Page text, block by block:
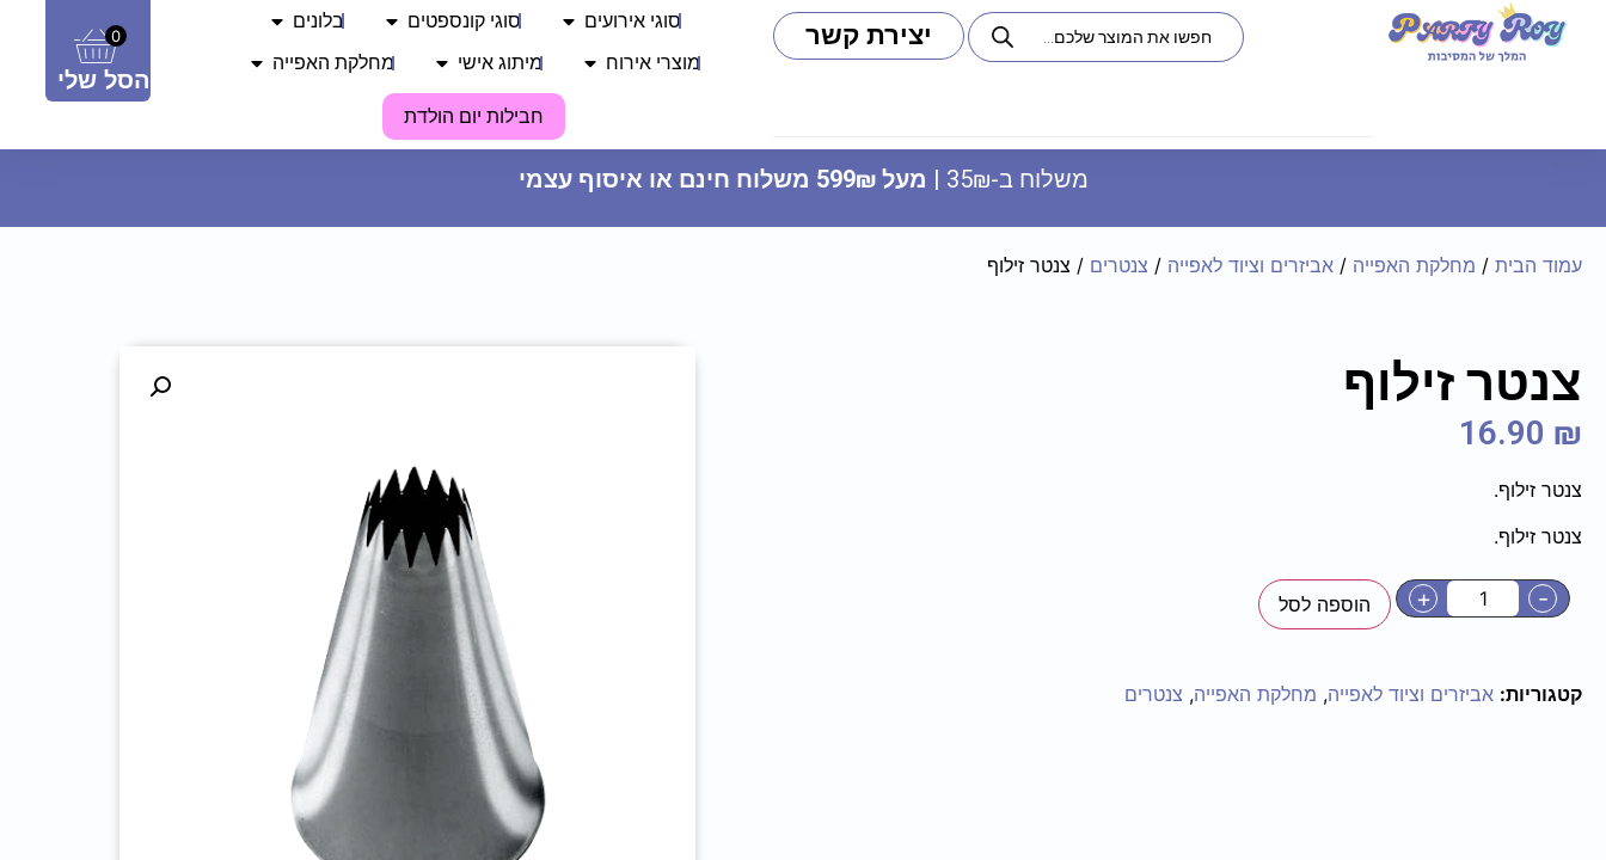
צלחות נייר מתכלה גדולות - בית"ר
0
הסל שלי
יצירת קשר סוגי אירועים סוגי קונספטים בלונים
מוצרי אירוח מיתוג אישי מחלקת האפייה
חבילות יום הולדת
משלוח ב-35₪ | מעל 599₪ משלוח חינם או איסוף עצמי
עמוד הבית / מחלקת האפייה / אביזרים וציוד לאפייה / צנטרים / צנטר זילוף
צנטר זילוף
16.90 ₪
צנטר זילוף.
צנטר זילוף.
-
+ הוספה לסל
קטגוריות: אביזרים וציוד לאפייה, מחלקת האפייה, צנטרים